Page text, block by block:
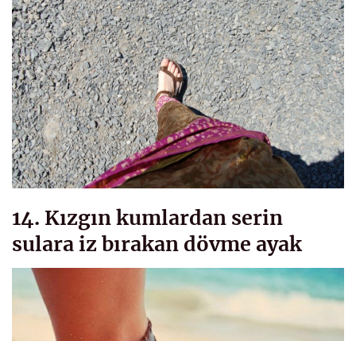
14. Kızgın kumlardan serin
sulara iz bırakan dövme ayak